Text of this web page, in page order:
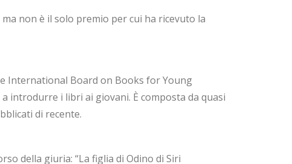
ma non è il solo premio per cui ha ricevuto la
International Board on Books for Young
introdurre i libri ai giovani. È composta da quasi
di recente.
della giuria: “La figlia di Odino di Siri